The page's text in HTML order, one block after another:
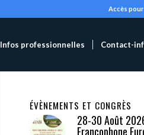
Accès
Infos professionnelles Contact-
ÉVÈNEMENTS ET CONGRÈS
28-30 Août
Francophone